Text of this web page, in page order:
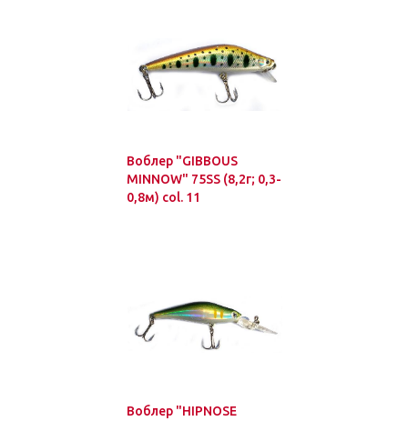
Воблер "GIBBOUS
MINNOW" 75SS (8,2г; 0,3-
0,8м) col. 11
Воблер "HIPNOSE